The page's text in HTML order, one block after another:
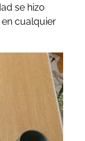
se hizo
cualquier